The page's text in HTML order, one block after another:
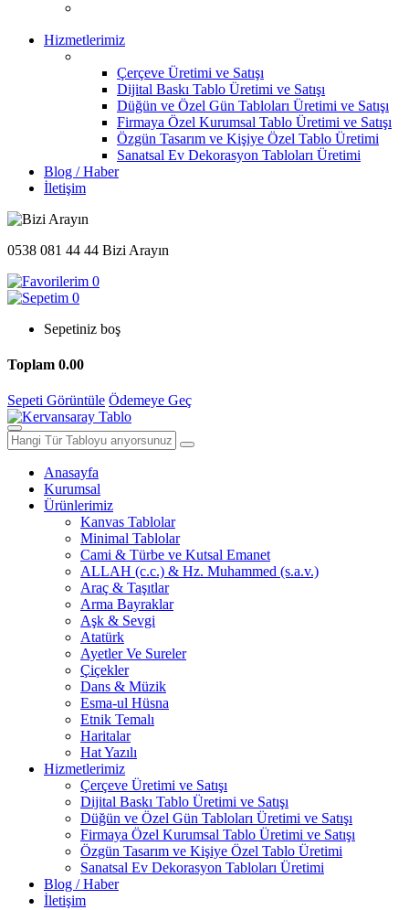
Hizmetlerimiz
Çerçeve Üretimi ve Satışı
Dijital Baskı Tablo Üretimi ve Satışı
Düğün ve Özel Gün Tabloları Üretimi ve Satışı
Firmaya Özel Kurumsal Tablo Üretimi ve Satışı
Özgün Tasarım ve Kişiye Özel Tablo Üretimi
Sanatsal Ev Dekorasyon Tabloları Üretimi
Blog / Haber
İletişim
0538 081 44 44 Bizi Arayın
0
0
Sepetiniz boş
Toplam 0.00
Sepeti Görüntüle Ödemeye Geç
Anasayfa
Kurumsal
Ürünlerimiz
Kanvas Tablolar
Minimal Tablolar
Cami & Türbe ve Kutsal Emanet
ALLAH (c.c.) & Hz. Muhammed (s.a.v.)
Araç & Taşıtlar
Arma Bayraklar
Aşk & Sevgi
Atatürk
Ayetler Ve Sureler
Çiçekler
Dans & Müzik
Esma-ul Hüsna
Etnik Temalı
Haritalar
Hat Yazılı
Hizmetlerimiz
Çerçeve Üretimi ve Satışı
Dijital Baskı Tablo Üretimi ve Satışı
Düğün ve Özel Gün Tabloları Üretimi ve Satışı
Firmaya Özel Kurumsal Tablo Üretimi ve Satışı
Özgün Tasarım ve Kişiye Özel Tablo Üretimi
Sanatsal Ev Dekorasyon Tabloları Üretimi
Blog / Haber
İletişim